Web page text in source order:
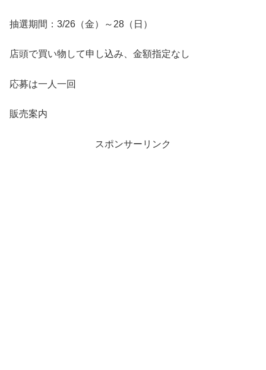
抽選期間：3/26（金）～28（日）
店頭で買い物して申し込み、金額指定なし
応募は一人一回
販売案内
スポンサーリンク